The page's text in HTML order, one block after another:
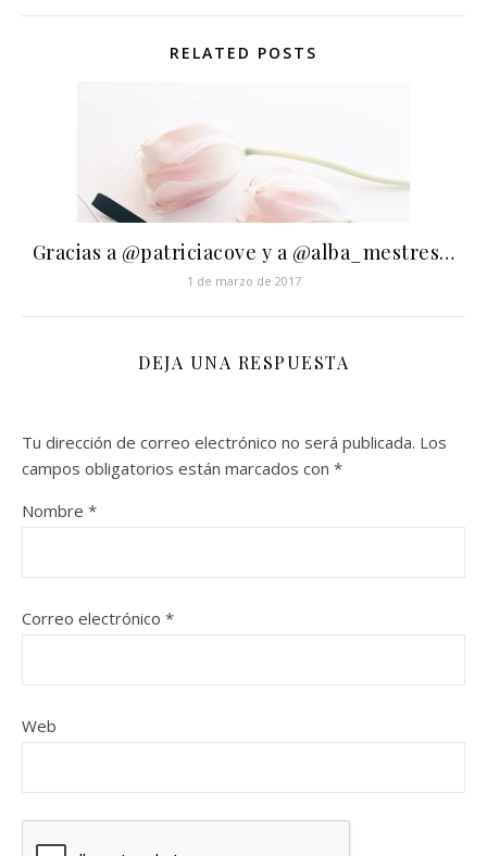
RELATED POSTS
Gracias a @patriciacove y a @alba_mestres…
1 de marzo de 2017
DEJA UNA RESPUESTA
Tu dirección de correo electrónico no será publicada. Los
campos obligatorios están marcados con *
Nombre *
Correo electrónico *
Web